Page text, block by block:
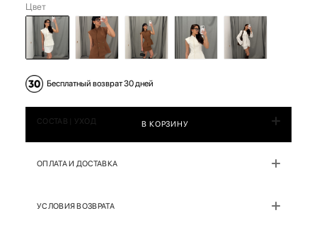
Цвет
Бесплатный возврат 30 дней
В КОРЗИНУ
СОСТАВ | УХОД
ОПЛАТА И ДОСТАВКА
УСЛОВИЯ ВОЗВРАТА